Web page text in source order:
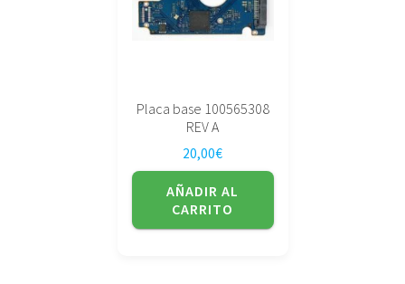
Placa base 100565308
REV A
20,00€
AÑADIR AL
CARRITO